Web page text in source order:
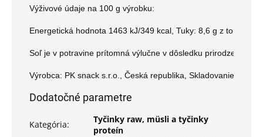
Výživové údaje na 100 g výrobku:
Energetická hodnota 1463 kJ/349 kcal, Tuky: 8,6 g z toho
Soľ je v potravine prítomná výlučne v dôsledku prirodzene sa
Výrobca: PK snack s.r.o., Česká republika, Skladovanie: v
Dodatočné parametre
Kategória:
Tyčinky raw, müsli a tyčinky
proteín